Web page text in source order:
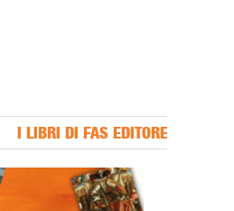
I LIBRI DI FAS EDITORE